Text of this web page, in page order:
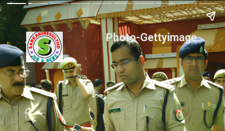
Photo-Gettyimage